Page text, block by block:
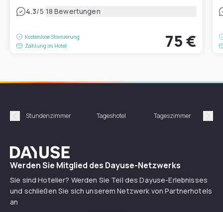
4.3/5|18 Bewertungen
Kostenlose Stornierung
Zahlung im Hotel
75 €
Précédent
Stundenzimmer Tageshotel Tageszimmer
Dayuse
Werden Sie Mitglied des Dayuse-Netzwerks
Sie sind Hotelier? Werden Sie Teil des Dayuse-Erlebnisses
und schließen Sie sich unserem Netzwerk von Partnerhotels
an